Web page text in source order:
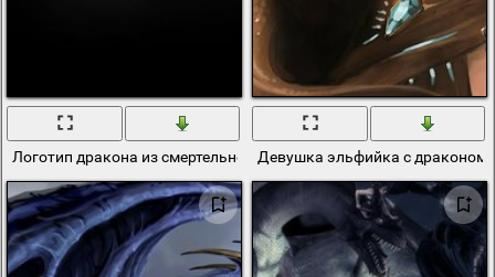
Логотип дракона из смертельной битвыДевушка эльфийка с драконом